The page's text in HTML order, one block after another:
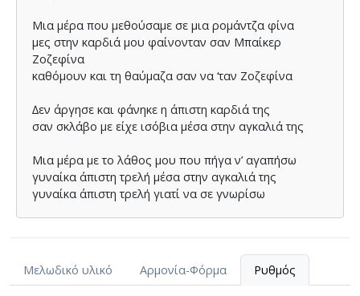
Μια µέρα που µεθούσαµε σε µια ροµάντζα φίνα
µες στην καρδιά µου φαίνονταν σαν Μπαίκερ
Ζοζεφίνα
καθόµουν και τη θαύµαζα σαν να ‘ταν Ζοζεφίνα
∆εν άργησε και φάνηκε η άπιστη καρδιά της
σαν σκλάβο µε είχε ισόβια µέσα στην αγκαλιά της
Μια µέρα µε το λάθος µου που πήγα ν’ αγαπήσω
γυναίκα άπιστη τρελή µέσα στην αγκαλιά της
γυναίκα άπιστη τρελή γιατί να σε γνωρίσω
Μελωδικό υλικό Αρμονία-Φόρμα Ρυθμός